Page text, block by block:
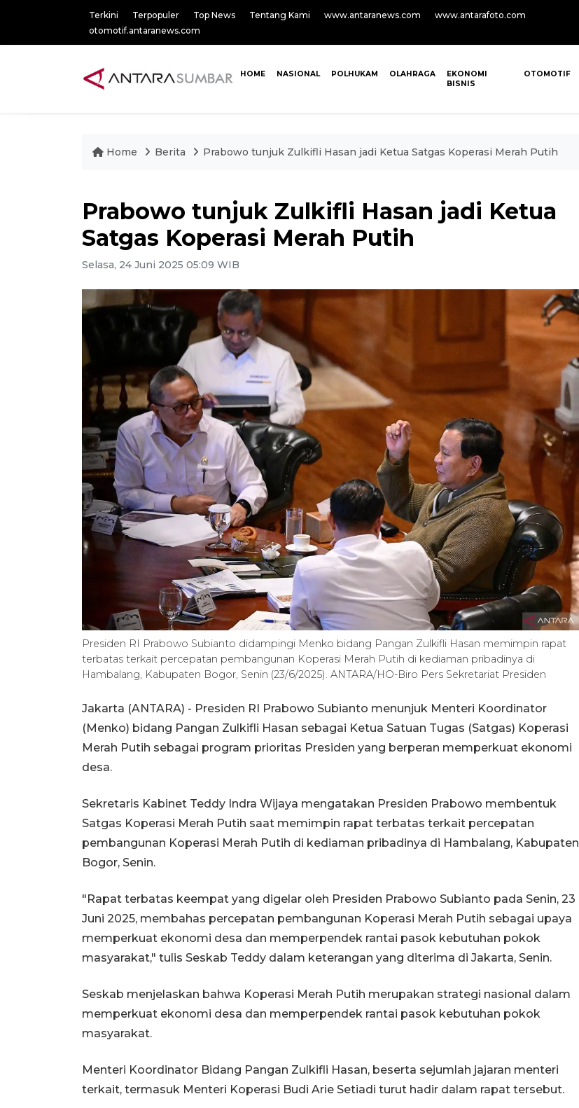
Terkini Terpopuler Top News Tentang Kami www.antaranews.com
www.antarafoto.com
otomotif.antaranews.com
HOME NASIONAL POLHUKAM OLAHRAGA
EKONOMI
BISNIS
OTOMOTIF
Home Berita Prabowo tunjuk Zulkifli Hasan jadi Ketua Satgas Koperasi Merah Putih
Prabowo tunjuk Zulkifli Hasan jadi Ketua
Satgas Koperasi Merah Putih
Selasa, 24 Juni 2025 05:09 WIB
Presiden RI Prabowo Subianto didampingi Menko bidang Pangan Zulkifli Hasan memimpin rapat
terbatas terkait percepatan pembangunan Koperasi Merah Putih di kediaman pribadinya di
Hambalang, Kabupaten Bogor, Senin (23/6/2025). ANTARA/HO-Biro Pers Sekretariat Presiden
Jakarta (ANTARA) - Presiden RI Prabowo Subianto menunjuk Menteri Koordinator
(Menko) bidang Pangan Zulkifli Hasan sebagai Ketua Satuan Tugas (Satgas) Koperasi
Merah Putih sebagai program prioritas Presiden yang berperan memperkuat ekonomi
desa.
Sekretaris Kabinet Teddy Indra Wijaya mengatakan Presiden Prabowo membentuk
Satgas Koperasi Merah Putih saat memimpin rapat terbatas terkait percepatan
pembangunan Koperasi Merah Putih di kediaman pribadinya di Hambalang, Kabupaten
Bogor, Senin.
"Rapat terbatas keempat yang digelar oleh Presiden Prabowo Subianto pada Senin, 23
Juni 2025, membahas percepatan pembangunan Koperasi Merah Putih sebagai upaya
memperkuat ekonomi desa dan memperpendek rantai pasok kebutuhan pokok
masyarakat," tulis Seskab Teddy dalam keterangan yang diterima di Jakarta, Senin.
Seskab menjelaskan bahwa Koperasi Merah Putih merupakan strategi nasional dalam
memperkuat ekonomi desa dan memperpendek rantai pasok kebutuhan pokok
masyarakat.
Menteri Koordinator Bidang Pangan Zulkifli Hasan, beserta sejumlah jajaran menteri
terkait, termasuk Menteri Koperasi Budi Arie Setiadi turut hadir dalam rapat tersebut.